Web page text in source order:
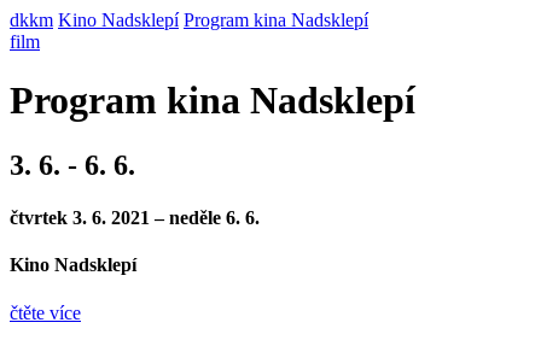
dkkm Kino Nadsklepí Program kina Nadsklepí
film
Program kina Nadsklepí
3. 6. - 6. 6.
čtvrtek 3. 6. 2021 – neděle 6. 6.
Kino Nadsklepí
čtěte více